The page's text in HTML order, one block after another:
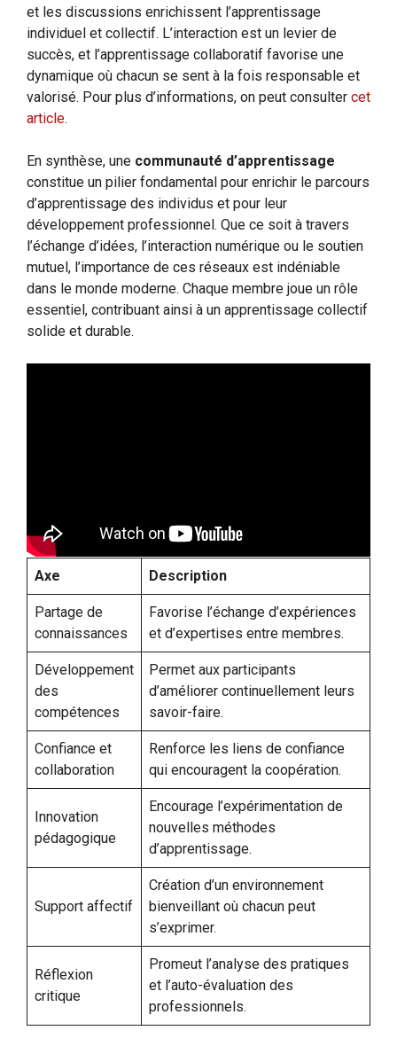
et les discussions enrichissent l’apprentissage
individuel et collectif. L’interaction est un levier de
succès, et l’apprentissage collaboratif favorise une
dynamique où chacun se sent à la fois responsable et
valorisé. Pour plus d’informations, on peut consulter cet
article.
En synthèse, une communauté d’apprentissage
constitue un pilier fondamental pour enrichir le parcours
d’apprentissage des individus et pour leur
développement professionnel. Que ce soit à travers
l’échange d’idées, l’interaction numérique ou le soutien
mutuel, l’importance de ces réseaux est indéniable
dans le monde moderne. Chaque membre joue un rôle
essentiel, contribuant ainsi à un apprentissage collectif
solide et durable.
Axe Description
Partage de
connaissances
Favorise l’échange d’expériences
et d’expertises entre membres.
Développement
des
compétences
Permet aux participants
d’améliorer continuellement leurs
savoir-faire.
Confiance et
collaboration
Renforce les liens de confiance
qui encouragent la coopération.
Innovation
pédagogique
Encourage l’expérimentation de
nouvelles méthodes
d’apprentissage.
Support affectif
Création d’un environnement
bienveillant où chacun peut
s’exprimer.
Réflexion
critique
Promeut l’analyse des pratiques
et l’auto-évaluation des
professionnels.